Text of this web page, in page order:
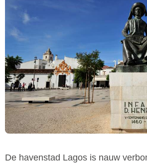
De havenstad Lagos is nauw